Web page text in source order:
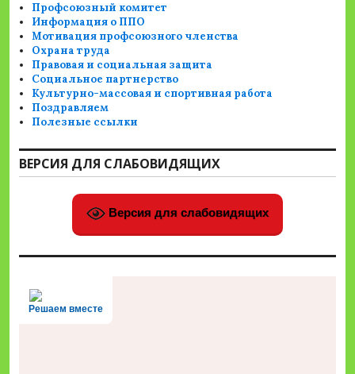
Профсоюзный комитет
Информация о ППО
Мотивация профсоюзного членства
Охрана труда
Правовая и социальная защита
Социальное партнерство
Культурно-массовая и спортивная работа
Поздравляем
Полезные ссылки
ВЕРСИЯ ДЛЯ СЛАБОВИДЯЩИХ
Версия для слабовидящих
Решаем вместе